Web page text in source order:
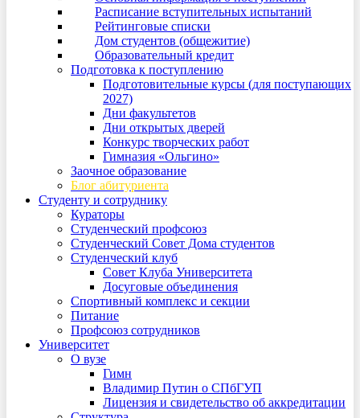
Расписание вступительных испытаний
Рейтинговые списки
Дом студентов (общежитие)
Образовательный кредит
Подготовка к поступлению
Подготовительные курсы (для поступающих
2027)
Дни факультетов
Дни открытых дверей
Конкурс творческих работ
Гимназия «Ольгино»
Заочное образование
Блог абитуриента
Студенту и сотруднику
Кураторы
Студенческий профсоюз
Студенческий Совет Дома студентов
Студенческий клуб
Совет Клуба Университета
Досуговые объединения
Спортивный комплекс и секции
Питание
Профсоюз сотрудников
Университет
О вузе
Гимн
Владимир Путин о СПбГУП
Лицензия и свидетельство об аккредитации